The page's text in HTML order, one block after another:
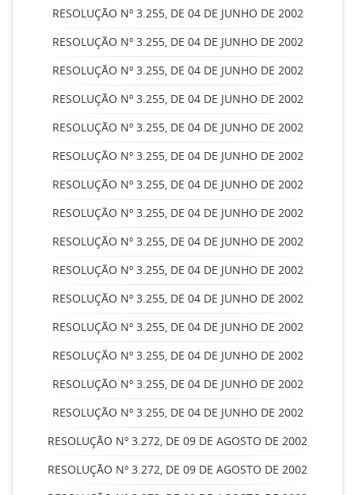
RESOLUÇÃO Nº 3.255, DE 04 DE JUNHO DE 2002
RESOLUÇÃO Nº 3.255, DE 04 DE JUNHO DE 2002
RESOLUÇÃO Nº 3.255, DE 04 DE JUNHO DE 2002
RESOLUÇÃO Nº 3.255, DE 04 DE JUNHO DE 2002
RESOLUÇÃO Nº 3.255, DE 04 DE JUNHO DE 2002
RESOLUÇÃO Nº 3.255, DE 04 DE JUNHO DE 2002
RESOLUÇÃO Nº 3.255, DE 04 DE JUNHO DE 2002
RESOLUÇÃO Nº 3.255, DE 04 DE JUNHO DE 2002
RESOLUÇÃO Nº 3.255, DE 04 DE JUNHO DE 2002
RESOLUÇÃO Nº 3.255, DE 04 DE JUNHO DE 2002
RESOLUÇÃO Nº 3.255, DE 04 DE JUNHO DE 2002
RESOLUÇÃO Nº 3.255, DE 04 DE JUNHO DE 2002
RESOLUÇÃO Nº 3.255, DE 04 DE JUNHO DE 2002
RESOLUÇÃO Nº 3.255, DE 04 DE JUNHO DE 2002
RESOLUÇÃO Nº 3.255, DE 04 DE JUNHO DE 2002
RESOLUÇÃO Nº 3.272, DE 09 DE AGOSTO DE 2002
RESOLUÇÃO Nº 3.272, DE 09 DE AGOSTO DE 2002